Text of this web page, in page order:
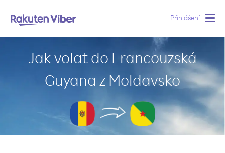
Přihlášení
Jak volat do Francouzská
Guyana z Moldavsko